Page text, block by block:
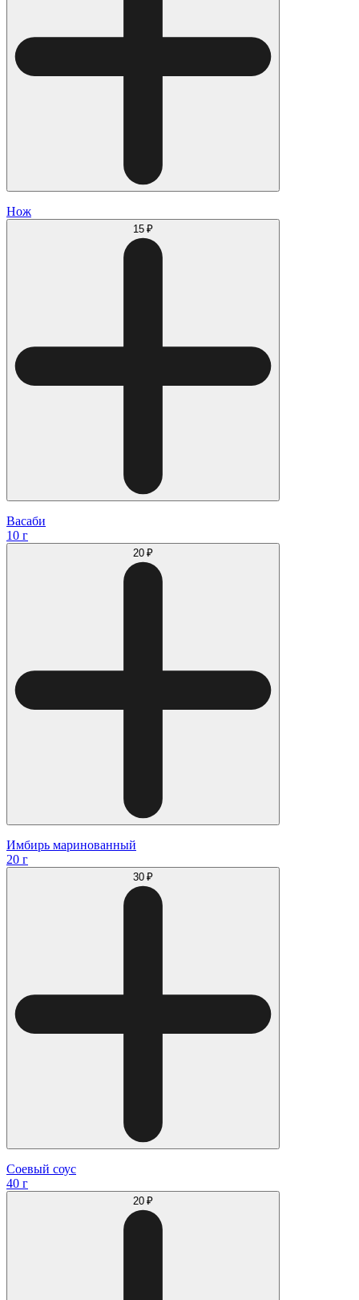
Нож
15 ₽
Васаби
10 г
20 ₽
Имбирь маринованный
20 г
30 ₽
Соевый соус
40 г
20 ₽